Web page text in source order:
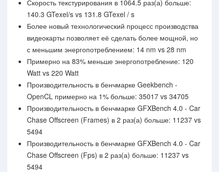
Скорость текстурирования в 1064.5 раз(а) больше:
140.3 GTexel/s vs 131.8 GTexel / s
Более новый технологический процесс производства
видеокарты позволяет её сделать более мощной, но
с меньшим энергопотреблением: 14 nm vs 28 nm
Примерно на 83% меньше энергопотребление: 120
Watt vs 220 Watt
Производительность в бенчмарке Geekbench -
OpenCL примерно на 1% больше: 35017 vs 34705
Производительность в бенчмарке GFXBench 4.0 - Car
Chase Offscreen (Frames) в 2 раз(а) больше: 11237 vs
5494
Производительность в бенчмарке GFXBench 4.0 - Car
Chase Offscreen (Fps) в 2 раз(а) больше: 11237 vs
5494